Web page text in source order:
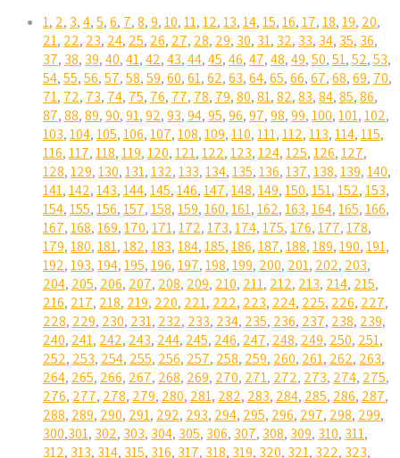
1, 2, 3,4,5,6, 7,8,9,10,11,12,13,14,15,16,17,18,19, 20,
21, 22, 23, 24, 25, 26, 27, 28, 29, 30, 31, 32, 33, 34, 35, 36,
37, 38, 39,40,41,42,43,44,45,46,47,48,49,50,51,52,53,
54,55,56,57,58,59,60,61,62,63,64,65,66,67,68,69, 70,
71, 72, 73, 74, 75, 76, 77, 78, 79,80,81,82,83,84,85,86,
87,88,89,90,91,92,93,94,95,96,97,98,99,100,101,102,
103,104,105,106,107,108,109,110,111,112,113,114,115,
116,117,118,119,120,121,122,123,124,125,126,127,
128,129,130,131,132,133,134,135,136,137,138,139,140,
141,142,143,144,145,146,147,148,149,150,151,152,153,
154,155,156,157,158,159,160,161,162,163,164,165,166,
167,168,169,170,171,172,173,174,175,176,177,178,
179,180,181,182,183,184,185,186,187,188,189,190,191,
192,193,194,195,196,197,198,199, 200, 201, 202, 203,
204, 205, 206, 207, 208, 209, 210, 211, 212, 213, 214, 215,
216, 217, 218, 219, 220, 221, 222, 223, 224, 225, 226, 227,
228, 229, 230, 231, 232, 233, 234, 235, 236, 237, 238, 239,
240, 241, 242, 243, 244, 245, 246, 247, 248, 249, 250, 251,
252, 253, 254, 255, 256, 257, 258, 259, 260, 261, 262, 263,
264, 265, 266, 267, 268, 269, 270, 271, 272, 273, 274, 275,
276, 277, 278, 279, 280, 281, 282, 283, 284, 285, 286, 287,
288, 289, 290, 291, 292, 293, 294, 295, 296, 297, 298, 299,
300,301, 302, 303, 304, 305, 306, 307, 308, 309, 310, 311,
312, 313, 314, 315, 316, 317, 318, 319, 320, 321, 322, 323,